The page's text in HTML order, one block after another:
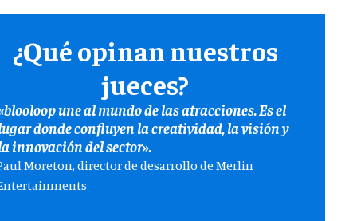
¿Qué opinan nuestros
jueces?
une al mundo de las atracciones. Es el
donde confluyen la creatividad, la visión y
innovación del sector».
Moreton, director de desarrollo de Merlin